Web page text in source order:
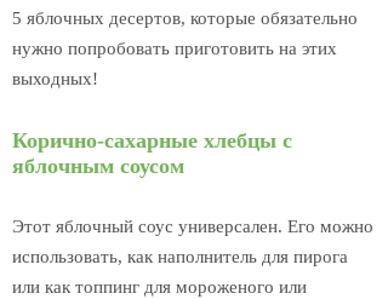
5 яблочных десертов, которые обязательно
нужно попробовать приготовить на этих
выходных!
Корично-сахарные хлебцы с
яблочным соусом
Этот яблочный соус универсален. Его можно
использовать, как наполнитель для пирога
или как топпинг для мороженого или